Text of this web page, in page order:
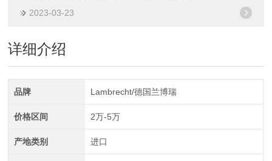
2023-03-23
详细介绍
品牌 Lambrecht/德国兰博瑞
价格区间 2万-5万
产地类别 进口